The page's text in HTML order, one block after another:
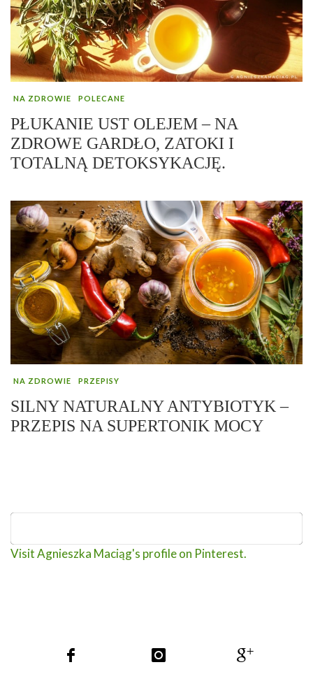
NA ZDROWIE POLECANE
PŁUKANIE UST OLEJEM – NA
ZDROWE GARDŁO, ZATOKI I
TOTALNĄ DETOKSYKACJĘ.
NA ZDROWIE PRZEPISY
SILNY NATURALNY ANTYBIOTYK –
PRZEPIS NA SUPERTONIK MOCY
Visit Agnieszka Maciąg's profile on Pinterest.